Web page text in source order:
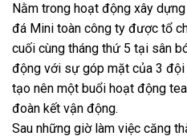
Nằm trong hoạt động xây
đá Mini toàn công ty được tổ
cuối cùng tháng thứ 5 tại sân
động với sự góp mặt của 3
tạo nên một buổi hoạt động
đoàn kết vận động.
Sau những giờ làm việc căng